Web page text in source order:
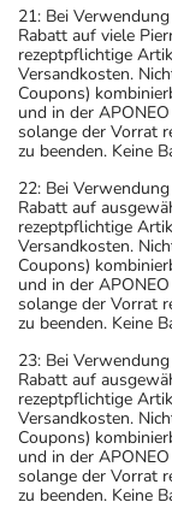
21: Bei
Rabatt auf viele
rezeptpflichtige
Versandkosten.
Coupons)
und in der
solange der Vorrat
zu beenden. Keine
22: Bei
Rabatt auf
rezeptpflichtige
Versandkosten.
Coupons)
und in der
solange der Vorrat
zu beenden. Keine
23: Bei
Rabatt auf
rezeptpflichtige
Versandkosten.
Coupons)
und in der
solange der Vorrat
zu beenden. Keine